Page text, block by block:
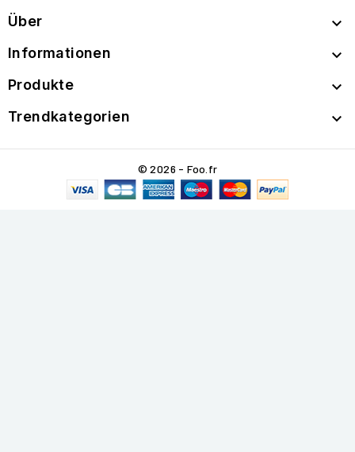
Über 
Informationen 
Produkte 
Trendkategorien 
© 2026 - Foo.fr